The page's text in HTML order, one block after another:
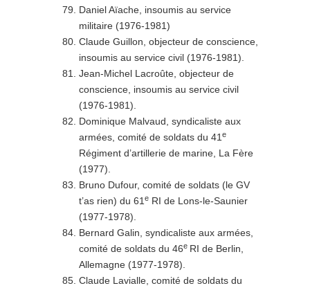
Daniel Aïache, insoumis au service
militaire (1976-1981)
Claude Guillon, objecteur de conscience,
insoumis au service civil (1976-1981).
Jean-Michel Lacroûte, objecteur de
conscience, insoumis au service civil
(1976-1981).
Dominique Malvaud, syndicaliste aux
armées, comité de soldats du 41 e
Régiment d’artillerie de marine, La Fère
(1977).
Bruno Dufour, comité de soldats (le GV
t’as rien) du 61 e RI de Lons-le-Saunier
(1977-1978).
Bernard Galin, syndicaliste aux armées,
comité de soldats du 46e RI de Berlin,
Allemagne (1977-1978).
Claude Lavialle, comité de soldats du